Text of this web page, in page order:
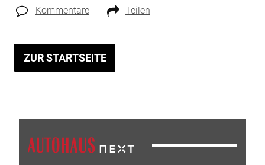
Kommentare Teilen
ZUR STARTSEITE